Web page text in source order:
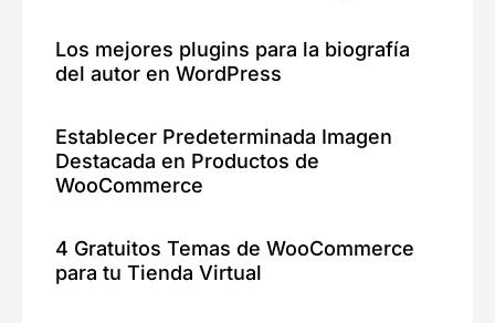
Los mejores plugins para la biografía
del autor en WordPress
Establecer Predeterminada Imagen
Destacada en Productos de
WooCommerce
4 Gratuitos Temas de WooCommerce
para tu Tienda Virtual